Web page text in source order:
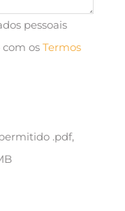
pessoais
com os Termos
.pdf,